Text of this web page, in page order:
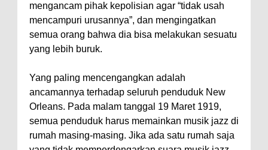
mengancam pihak kepolisian agar “tidak usah
mencampuri urusannya”, dan mengingatkan
semua orang bahwa dia bisa melakukan sesuatu
yang lebih buruk.
Yang paling mencengangkan adalah
ancamannya terhadap seluruh penduduk New
Orleans. Pada malam tanggal 19 Maret 1919,
semua penduduk harus memainkan musik jazz di
rumah masing-masing. Jika ada satu rumah saja